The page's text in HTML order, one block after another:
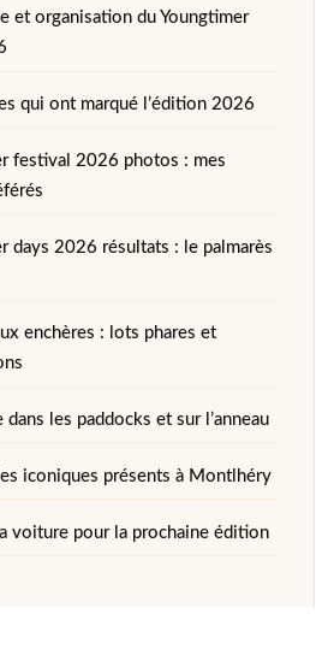
et organisation du Youngtimer
qui ont marqué l’édition 2026
festival 2026 photos : mes
days 2026 résultats : le palmarès
enchères : lots phares et
dans les paddocks et sur l’anneau
iconiques présents à Montlhéry
voiture pour la prochaine édition